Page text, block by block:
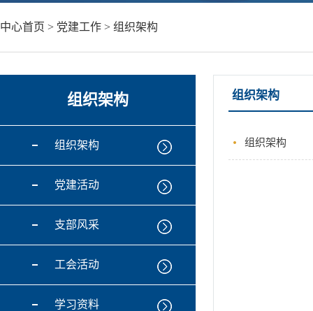
中心首页 > 党建工作 > 组织架构
组织架构
组织架构
党建活动
支部风采
工会活动
学习资料
组织架构
组织架构